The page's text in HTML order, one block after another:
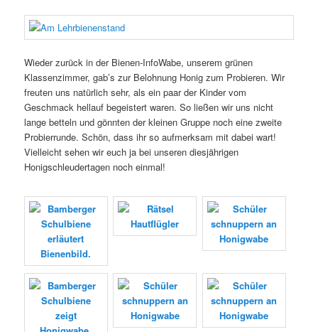
Wieder zurück in der Bienen-InfoWabe, unserem grünen
Klassenzimmer, gab’s zur Belohnung Honig zum Probieren. Wir
freuten uns natürlich sehr, als ein paar der Kinder vom
Geschmack hellauf begeistert waren. So ließen wir uns nicht
lange betteln und gönnten der kleinen Gruppe noch eine zweite
Probierrunde. Schön, dass ihr so aufmerksam mit dabei wart!
Vielleicht sehen wir euch ja bei unseren diesjährigen
Honigschleudertagen noch einmal!